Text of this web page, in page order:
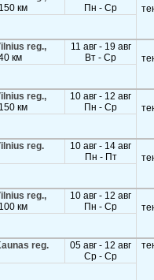
км
Пн - Ср
reg.,
км
11 авг - 19 авг
Вт - Ср
reg.,
км
10 авг - 12 авг
Пн - Ср
reg.
10 авг - 14 авг
Пн - Пт
reg.,
км
10 авг - 12 авг
Пн - Ср
reg.
05 авг - 12 авг
Ср - Ср